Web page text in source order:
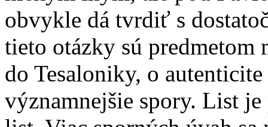
obvykle dá tvrdiť s
tieto otázky sú
do Tesaloniky, o autenticite
významnejšie spory. List